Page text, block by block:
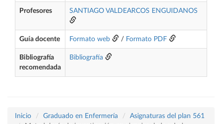
Profesores SANTIAGO VALDEARCOS ENGUIDANOS
Guía docente Formato web / Formato PDF
Bibliografía
recomendada
Bibliografía
Inicio Graduado en Enfermería
Asignaturas del plan 561